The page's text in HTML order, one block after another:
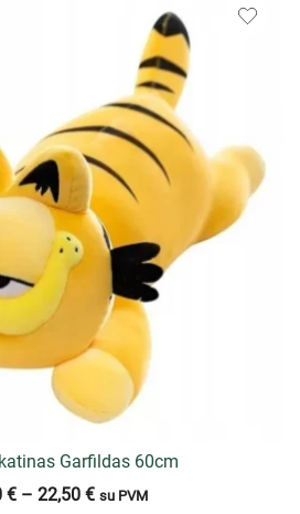
Garfildas 60cm
€ – 22,50 € su PVM